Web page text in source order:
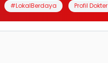
#LokalBerdaya Profil Dokter